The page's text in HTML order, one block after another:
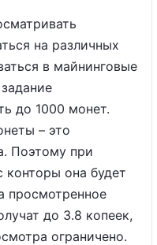
на различных
в майнинговые
до 1000 монет.
– это
Поэтому при
она будет
просмотренное
до 3.8 копеек,
ограничено.